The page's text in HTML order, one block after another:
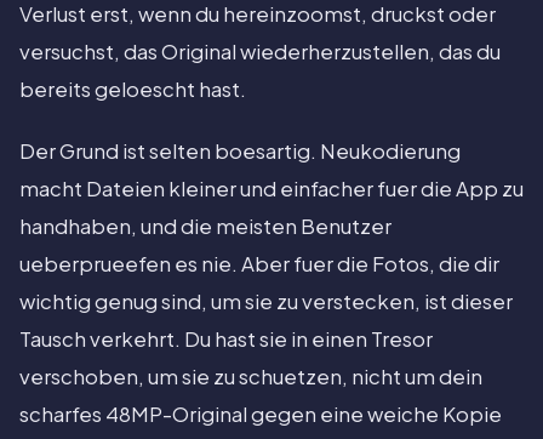
Verlust erst, wenn du hereinzoomst, druckst oder
versuchst, das Original wiederherzustellen, das du
bereits geloescht hast.
Der Grund ist selten boesartig. Neukodierung
macht Dateien kleiner und einfacher fuer die App zu
handhaben, und die meisten Benutzer
ueberprueefen es nie. Aber fuer die Fotos, die dir
wichtig genug sind, um sie zu verstecken, ist dieser
Tausch verkehrt. Du hast sie in einen Tresor
verschoben, um sie zu schuetzen, nicht um dein
scharfes 48MP-Original gegen eine weiche Kopie